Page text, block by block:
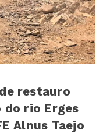
restauro
Alnus Taejo